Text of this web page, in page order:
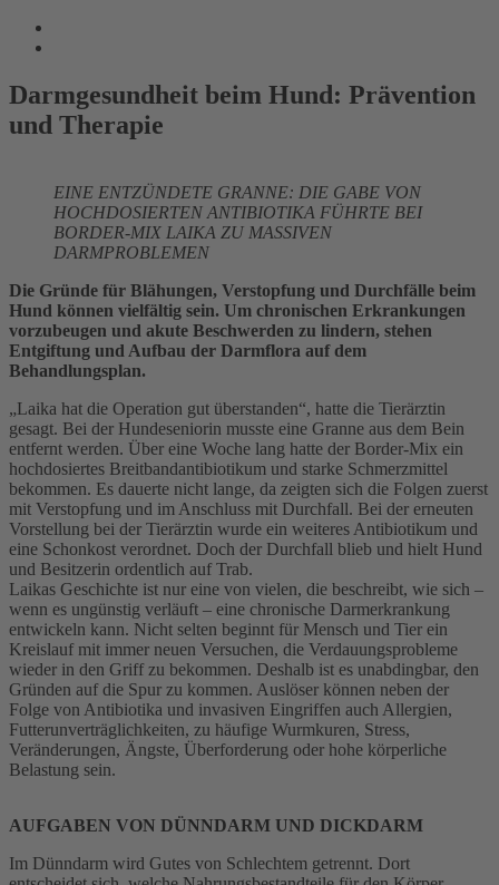
Darmgesundheit beim Hund: Prävention
und Therapie
EINE ENTZÜNDETE GRANNE: DIE GABE VON
HOCHDOSIERTEN ANTIBIOTIKA FÜHRTE BEI
BORDER-MIX LAIKA ZU MASSIVEN
DARMPROBLEMEN
Die Gründe für Blähungen, Verstopfung und Durchfälle beim
Hund können vielfältig sein. Um chronischen Erkrankungen
vorzubeugen und akute Beschwerden zu lindern, stehen
Entgiftung und Aufbau der Darmflora auf dem
Behandlungsplan.
„Laika hat die Operation gut überstanden“, hatte die Tierärztin
gesagt. Bei der Hundeseniorin musste eine Granne aus dem Bein
entfernt werden. Über eine Woche lang hatte der Border-Mix ein
hochdosiertes Breitbandantibiotikum und starke Schmerzmittel
bekommen. Es dauerte nicht lange, da zeigten sich die Folgen zuerst
mit Verstopfung und im Anschluss mit Durchfall. Bei der erneuten
Vorstellung bei der Tierärztin wurde ein weiteres Antibiotikum und
eine Schonkost verordnet. Doch der Durchfall blieb und hielt Hund
und Besitzerin ordentlich auf Trab.
Laikas Geschichte ist nur eine von vielen, die beschreibt, wie sich –
wenn es ungünstig verläuft – eine chronische Darmerkrankung
entwickeln kann. Nicht selten beginnt für Mensch und Tier ein
Kreislauf mit immer neuen Versuchen, die Verdauungsprobleme
wieder in den Griff zu bekommen. Deshalb ist es unabdingbar, den
Gründen auf die Spur zu kommen. Auslöser können neben der
Folge von Antibiotika und invasiven Eingriffen auch Allergien,
Futterunverträglichkeiten, zu häufige Wurmkuren, Stress,
Veränderungen, Ängste, Überforderung oder hohe körperliche
Belastung sein.
AUFGABEN VON DÜNNDARM UND DICKDARM
Im Dünndarm wird Gutes von Schlechtem getrennt. Dort